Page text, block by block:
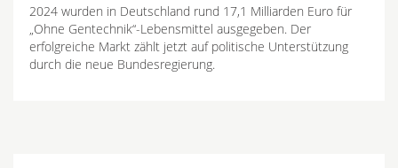
2024 wurden in Deutschland rund 17,1 Milliarden Euro für
„Ohne Gentechnik“-Lebensmittel ausgegeben. Der
erfolgreiche Markt zählt jetzt auf politische Unterstützung
durch die neue Bundesregierung.